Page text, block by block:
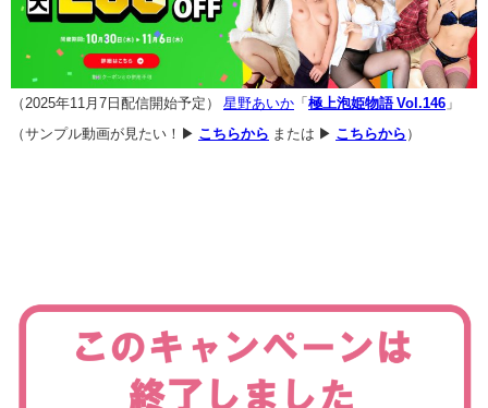
（2025年11月7日配信開始予定） 星野あいか 「 極上泡姫物語 Vol.146 」
（サンプル動画が見たい！▶ こちらから または ▶ こちらから ）